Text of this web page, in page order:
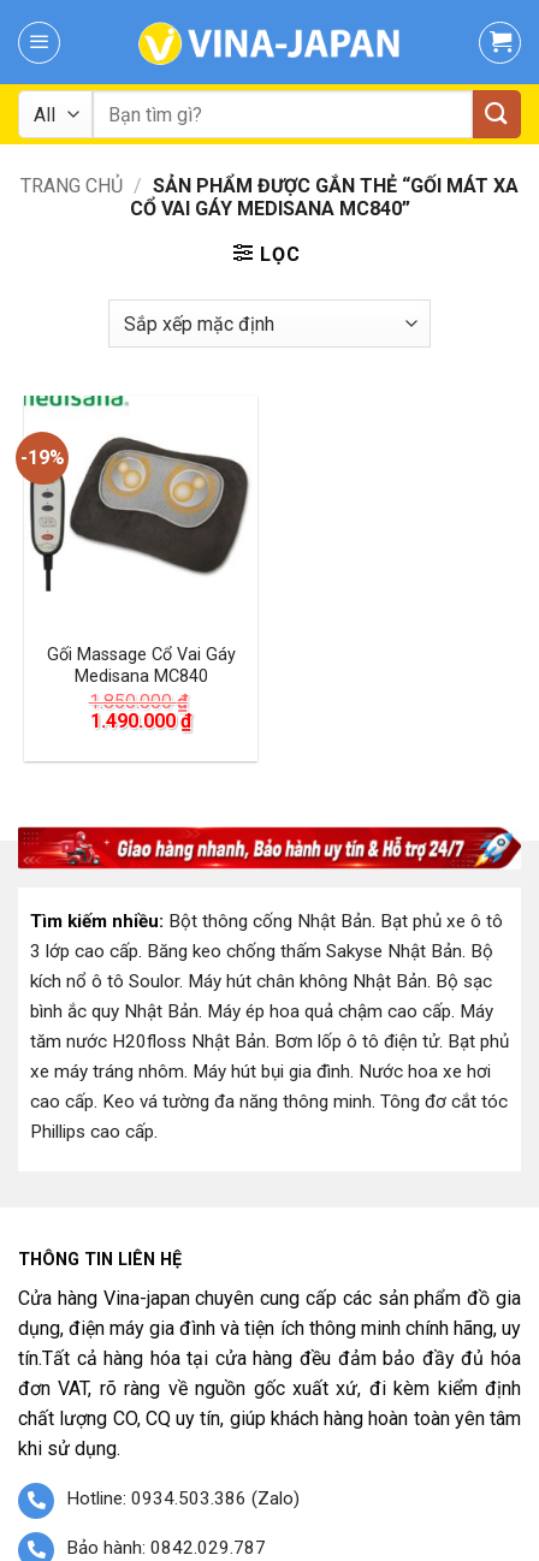
Tìm
kiếm:
TRANG CHỦ / SẢN PHẨM ĐƯỢC GẮN THẺ “GỐI MÁT XA
CỔ VAI GÁY MEDISANA MC840”
LỌC
-19%
Gối Massage Cổ Vai Gáy
Medisana MC840
1.850.000₫
Giá
là:
1.490.000₫Giá
hiện
tại
Tìm kiếm nhiều: Bột thông cống Nhật Bản. Bạt phủ xe ô tô
3 lớp cao cấp. Băng keo chống thấm Sakyse Nhật Bản. Bộ
kích nổ ô tô Soulor. Máy hút chân không Nhật Bản. Bộ sạc
bình ắc quy Nhật Bản. Máy ép hoa quả chậm cao cấp. Máy
tăm nước H20floss Nhật Bản. Bơm lốp ô tô điện tử. Bạt phủ
xe máy tráng nhôm. Máy hút bụi gia đình. Nước hoa xe hơi
cao cấp. Keo vá tường đa năng thông minh. Tông đơ cắt tóc
Phillips cao cấp.
THÔNG TIN LIÊN HỆ
Cửa hàng Vina-japan chuyên cung cấp các sản phẩm đồ gia
dụng, điện máy gia đình và tiện ích thông minh chính hãng, uy
tín.Tất cả hàng hóa tại cửa hàng đều đảm bảo đầy đủ hóa
đơn VAT, rõ ràng về nguồn gốc xuất xứ, đi kèm kiểm định
chất lượng CO, CQ uy tín, giúp khách hàng hoàn toàn yên tâm
khi sử dụng.
Hotline: 0934.503.386 (Zalo)
Bảo hành: 0842.029.787